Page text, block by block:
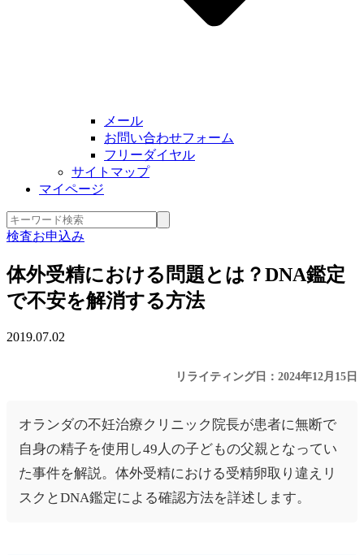
メール
お問い合わせフォーム
フリーダイヤル
サイトマップ
マイページ
検査お申込み
体外受精における問題とは？DNA鑑定
で不安を解消する方法
2019.07.02
リライティング日：2024年12月15日
オランダの不妊治療クリニック院長が患者に無断で
自身の精子を使用し49人の子どもの父親となってい
た事件を解説。体外受精における受精卵取り違えリ
スクとDNA鑑定による確認方法を詳述します。